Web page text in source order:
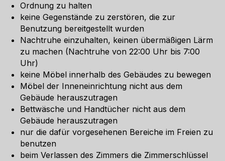
Ordnung zu halten
keine Gegenstände zu zerstören, die zur
Benutzung bereitgestellt wurden
Nachtruhe einzuhalten, keinen übermäßigen Lärm
zu machen (Nachtruhe von 22:00 Uhr bis 7:00
Uhr)
keine Möbel innerhalb des Gebäudes zu bewegen
Möbel der Inneneinrichtung nicht aus dem
Gebäude herauszutragen
Bettwäsche und Handtücher nicht aus dem
Gebäude herauszutragen
nur die dafür vorgesehenen Bereiche im Freien zu
benutzen
beim Verlassen des Zimmers die Zimmerschlüssel